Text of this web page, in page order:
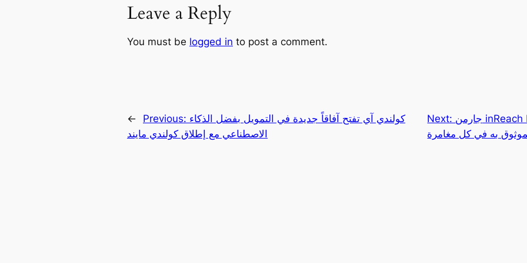
Leave a Reply
You must be logged in to post a comment.
← Previous: كولندي آي تفتح آفاقاً جديدة في التمويل بفضل الذكاء
الاصطناعي مع إطلاق كولندي مايند
Next: جارمن inReach Messenger Plus: رفيقك
به في كل مغامرة